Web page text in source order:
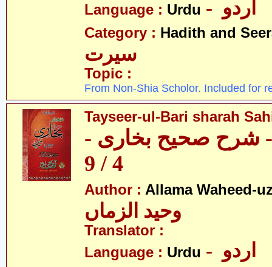
Language : Urdu
Category : Hadith and
سیرت
Topic :
From Non-Shia Scholor. Included for
Tayseer-ul-Bari sharah
- شرح صحیح بخاری -
4 / 9
Author : Allama Waheed-
وحید الزماں
Translator :
Language : Urdu